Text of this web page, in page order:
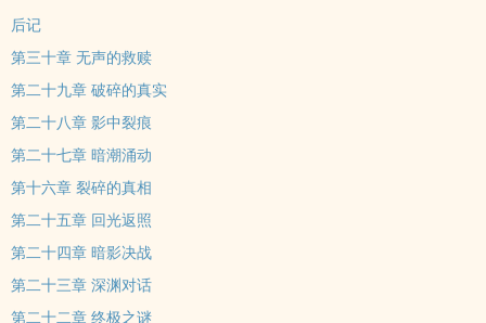
他们发现：这不是游戏，而是一场经过设计的审判。唯一的生机是揭
当谜底揭晓之时，他们才明白，真正恐怖的不是鬼，而是——人心。
后记
第三十章 无声的救赎
第二十九章 破碎的真实
第二十八章 影中裂痕
第二十七章 暗潮涌动
第十六章 裂碎的真相
第二十五章 回光返照
第二十四章 暗影决战
第二十三章 深渊对话
第二十二章 终极之谜